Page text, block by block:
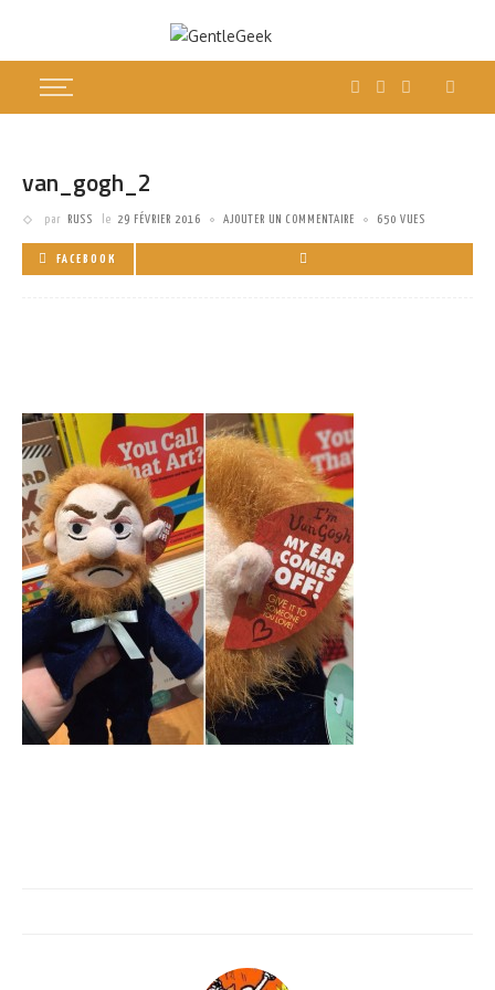
van_gogh_2
par RUSS le 29 FÉVRIER 2016 AJOUTER UN COMMENTAIRE 650 VUES
FACEBOOK